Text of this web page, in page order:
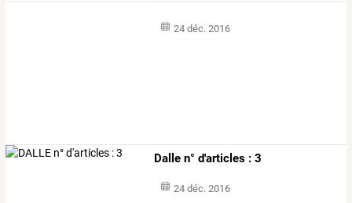
24 déc. 2016
Dalle n° d'articles : 3
24 déc. 2016